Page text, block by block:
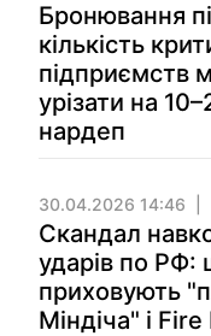
Бронювання
кількість
підприємств
урізати на
нардеп
30.04.2026 14:46
Скандал
ударів по РФ:
приховують
Міндіча" і